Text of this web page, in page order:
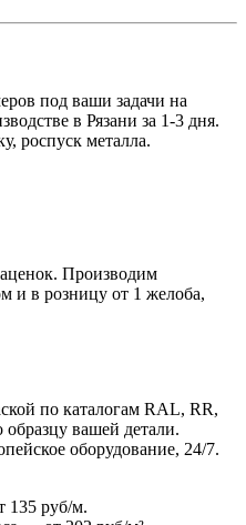
под ваши задачи на
в Рязани за 1-3 дня.
роспуск металла.
Производим
и в розницу от 1 желоба,
по каталогам RAL, RR,
вашей детали.
оборудование, 24/7.
135 руб/м.